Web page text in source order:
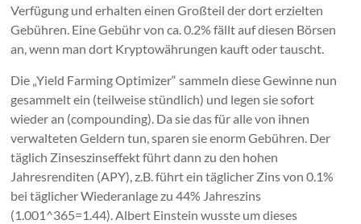
Verfügung und erhalten einen Großteil der dort erzielten
Gebühren. Eine Gebühr von ca. 0.2% fällt auf diesen Börsen
an, wenn man dort Kryptowährungen kauft oder tauscht.
Die „Yield Farming Optimizer“ sammeln diese Gewinne nun
gesammelt ein (teilweise stündlich) und legen sie sofort
wieder an (compounding). Da sie das für alle von ihnen
verwalteten Geldern tun, sparen sie enorm Gebühren. Der
täglich Zinseszinseffekt führt dann zu den hohen
Jahresrenditen (APY), z.B. führt ein täglicher Zins von 0.1%
bei täglicher Wiederanlage zu 44% Jahreszins
(1.001^365=1.44). Albert Einstein wusste um dieses